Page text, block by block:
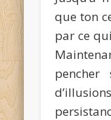
que ton
par ce